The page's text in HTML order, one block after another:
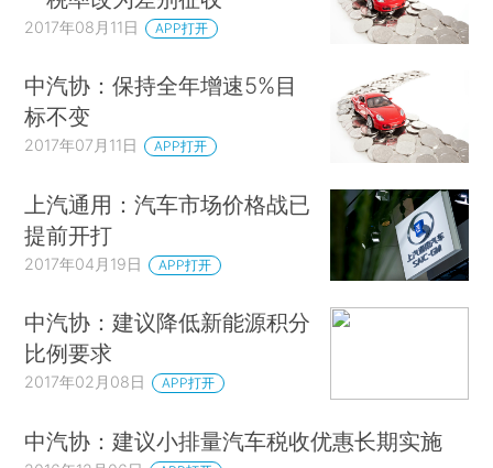
2017年08月11日 APP打开
中汽协：保持全年增速5%目
标不变
2017年07月11日 APP打开
上汽通用：汽车市场价格战已
提前开打
2017年04月19日 APP打开
中汽协：建议降低新能源积分
比例要求
2017年02月08日 APP打开
中汽协：建议小排量汽车税收优惠长期实施